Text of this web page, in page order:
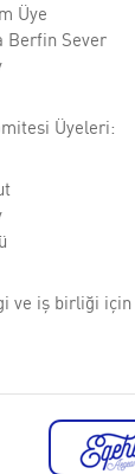
Üye
Berfin Sever
Üyeleri:
ve iş birliği